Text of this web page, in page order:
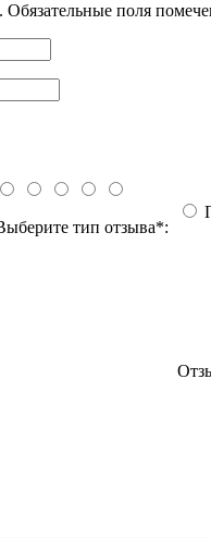
Обязательные поля
тип отзыва*: